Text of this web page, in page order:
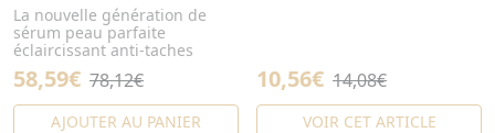
La nouvelle génération de
sérum peau parfaite
éclaircissant anti-taches
58,59€ 78,12€
AJOUTER AU PANIER
10,56€ 14,08€
VOIR CET ARTICLE